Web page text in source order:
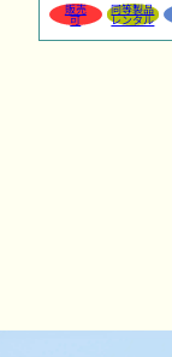
販売
可
同等製品
レンタル